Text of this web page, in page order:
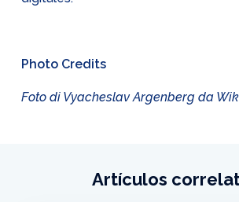
Photo Credits
Foto di Vyacheslav Argenberg da
Artículos